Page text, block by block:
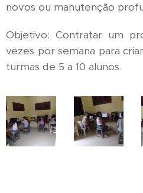
novos ou manutenção
Objetivo: Contratar um
vezes por semana para
turmas de 5 a 10 alunos.